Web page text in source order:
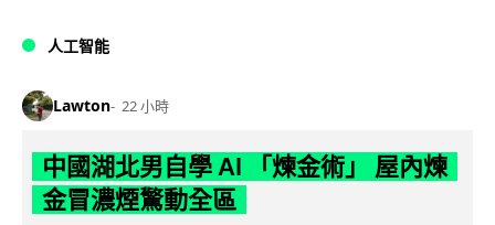
人工智能
Lawton 22 小時
中國湖北男自學 AI 「煉金術」 屋內煉
金冒濃煙驚動全區